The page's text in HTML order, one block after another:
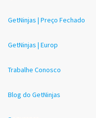
GetNinjas | Preço Fechado
GetNinjas | Europ
Trabalhe Conosco
Blog do GetNinjas